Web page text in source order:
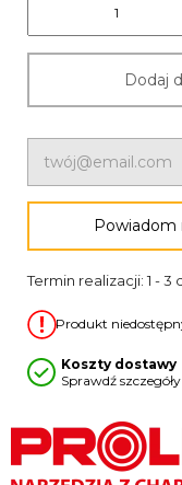
Dodaj
Termin realizacji: 1 - 3
Produkt
Koszty dostawy
Sprawdź szczegóły